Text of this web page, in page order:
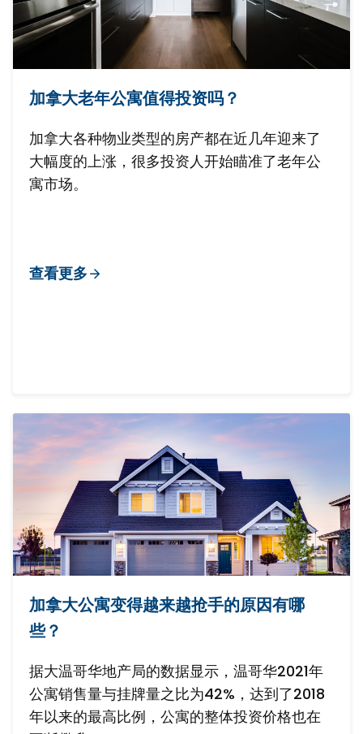
加拿大老年公寓值得投资吗？
加拿大各种物业类型的房产都在近几年迎来了
大幅度的上涨，很多投资人开始瞄准了老年公
寓市场。
查看更多
加拿大公寓变得越来越抢手的原因有哪
些？
据大温哥华地产局的数据显示，温哥华2021年
公寓销售量与挂牌量之比为42%，达到了2018
年以来的最高比例，公寓的整体投资价格也在